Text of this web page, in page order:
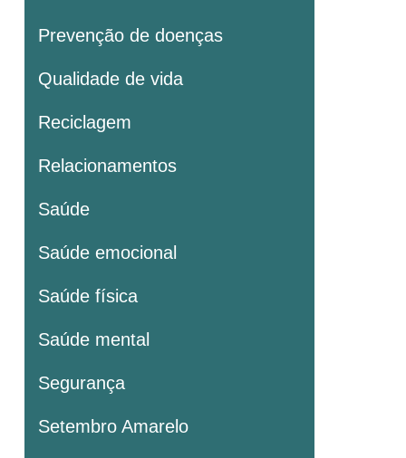
Prevenção de doenças
Qualidade de vida
Reciclagem
Relacionamentos
Saúde
Saúde emocional
Saúde física
Saúde mental
Segurança
Setembro Amarelo